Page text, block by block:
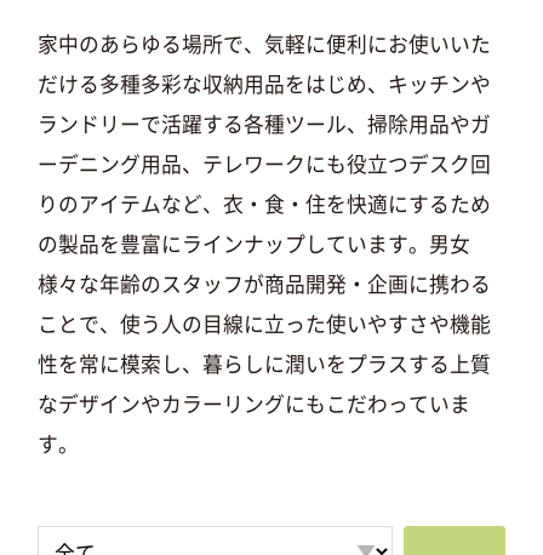
家中のあらゆる場所で、気軽に便利にお使いいた
だける多種多彩な収納用品をはじめ、キッチンや
ランドリーで活躍する各種ツール、掃除用品やガ
ーデニング用品、テレワークにも役立つデスク回
りのアイテムなど、衣・食・住を快適にするため
の製品を豊富にラインナップしています。男女
様々な年齢のスタッフが商品開発・企画に携わる
ことで、使う人の目線に立った使いやすさや機能
性を常に模索し、暮らしに潤いをプラスする上質
なデザインやカラーリングにもこだわっていま
す。